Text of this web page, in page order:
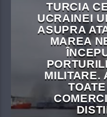
TURCIA
UCRAINEI
ASUPRA
MAREA
MILITARE.